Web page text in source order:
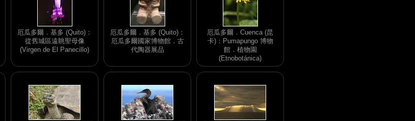
厄瓜多爾．基多 (Quito)：
從舊城區遠眺聖母像
(Virgen de El Panecillo)
厄瓜多爾．基多 (Quito)：
厄瓜多爾國家博物館．古
代陶器展品
厄瓜多爾．Cuenca (昆
卡)：Pumapungo 博物
館．植物園
(Etnobotánica)